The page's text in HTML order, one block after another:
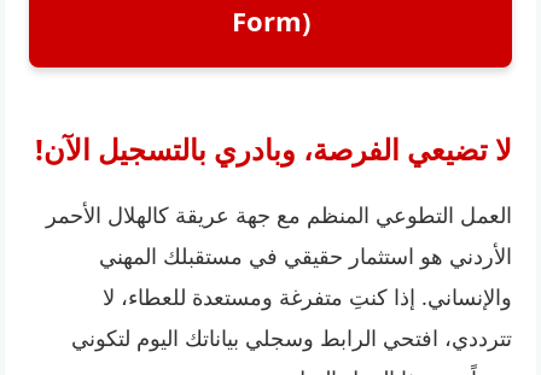
Form)
لا تضيعي الفرصة، وبادري بالتسجيل الآن!
العمل التطوعي المنظم مع جهة عريقة كالهلال الأحمر
الأردني هو استثمار حقيقي في مستقبلك المهني
والإنساني. إذا كنتِ متفرغة ومستعدة للعطاء، لا
تترددي، افتحي الرابط وسجلي بياناتك اليوم لتكوني